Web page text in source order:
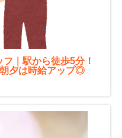
｜駅から徒歩5分！
夕は時給アップ◎